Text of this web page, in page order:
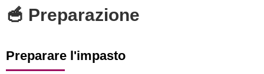
🥣 Preparazione
Preparare l'impasto